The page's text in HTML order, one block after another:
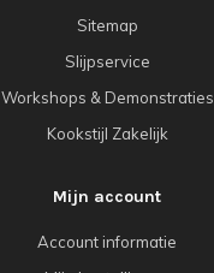
Sitemap
Slijpservice
Workshops & Demonstraties
Kookstijl Zakelijk
Mijn account
Account informatie